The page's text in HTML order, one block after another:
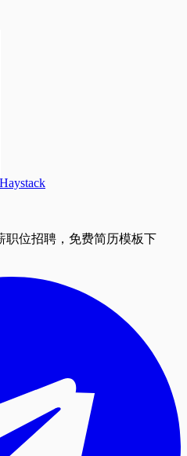
Haystack
位招聘，免费简历模板下